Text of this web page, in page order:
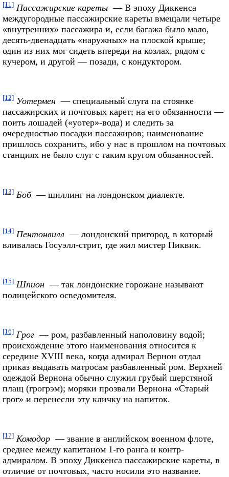
[11] Пассажирские кареты — В эпоху Диккенса
междугородные пассажирские кареты вмещали четыре
«внутренних» пассажира и, если багажа было мало,
десять-двенадцать «наружных» на плоской крыше;
один из них мог сидеть впереди на козлах, рядом с
кучером, и другой — позади, с кондуктором.
[12] Уотермен — специальный слуга па стоянке
пассажирских и почтовых карет; на его обязанности —
поить лошадей («уотер»-вода) и следить за
очередностью посадки пассажиров; наименование
пришлось сохранить, ибо у нас в прошлом на почтовых
станциях не было слуг с таким кругом обязанностей.
[13] Боб— шиллинг на лондонском диалекте.
[14] Пентонвилл — лондонский пригород, в который
вливалась Госуэлл-стрит, где жил мистер Пиквик.
[15] Шпион — так лондонские горожане называют
полицейского осведомителя.
[16] Грог — ром, разбавленный наполовину водой;
происхождение этого наименования относится к
середине XVIII века, когда адмирал Вернон отдал
приказ выдавать матросам разбавленный ром. Верхней
одеждой Вернона обычно служил грубый шерстяной
плащ (грогрэм); моряки прозвали Вернона «Старый
грог» и перенесли эту кличку на напиток.
[17] Комодор — звание в английском военном флоте,
среднее между капитаном 1-го ранга и контр-
адмиралом. В эпоху Диккенса пассажирские кареты, в
отличие от почтовых, часто носили это название.